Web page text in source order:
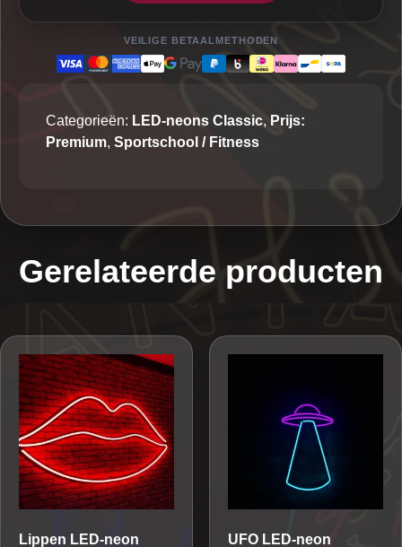
VEILIGE BETAALMETHODEN
Categorieën: LED-neons Classic, Prijs:
Premium, Sportschool / Fitness
Gerelateerde producten
Lippen LED-neon
UFOLED-neon